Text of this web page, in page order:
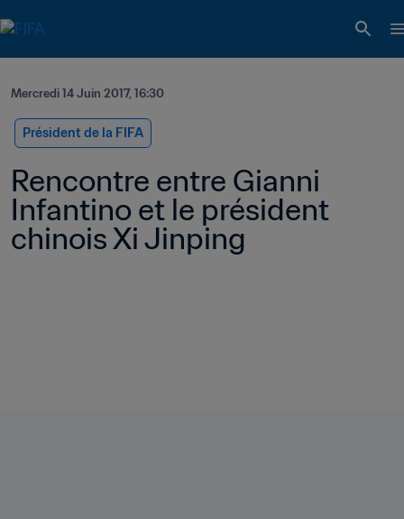
Mercredi 14 Juin 2017, 16:30
Président de la FIFA
Rencontre entre Gianni
Infantino et le président
chinois Xi Jinping